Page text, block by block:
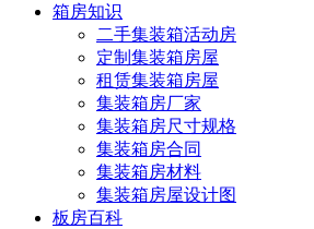
箱房知识
二手集装箱活动房
定制集装箱房屋
租赁集装箱房屋
集装箱房厂家
集装箱房尺寸规格
集装箱房合同
集装箱房材料
集装箱房屋设计图
板房百科